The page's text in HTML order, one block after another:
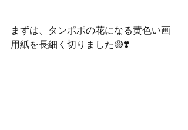
まずは、タンポポの花になる黄色い画
用紙を長細く切りました🟡❣️